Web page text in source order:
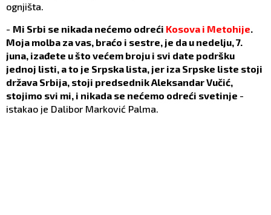
ognjišta.
- Mi Srbi se nikada nećemo odreći Kosova i Metohije.
Moja molba za vas, braćo i sestre, je da u nedelju, 7.
juna, izađete u što većem broju i svi date podršku
jednoj listi, a to je Srpska lista, jer iza Srpske liste stoji
država Srbija, stoji predsednik Aleksandar Vučić,
stojimo svi mi, i nikada se nećemo odreći svetinje -
istakao je Dalibor Marković Palma.